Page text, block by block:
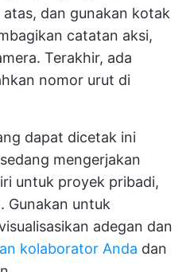
dan gunakan kotak
catatan aksi,
Terakhir, ada
nomor urut di
dapat dicetak ini
mengerjakan
untuk proyek pribadi,
Gunakan untuk
adegan dan
kolaborator Anda dan